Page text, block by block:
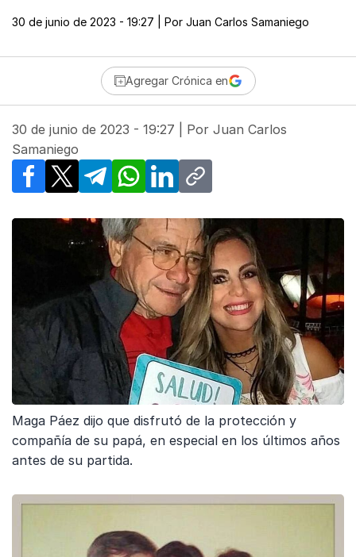
30 de junio de 2023 - 19:27 | Por Juan Carlos Samaniego
Agregar Crónica en
30 de junio de 2023 - 19:27 | Por Juan Carlos
Samaniego
Facebook
X TelegramWhatsApp
LinkedInCopy link
Maga Páez dijo que disfrutó de la protección y
compañía de su papá, en especial en los últimos años
antes de su partida.